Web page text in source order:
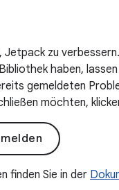
Jetpack zu
haben,
gemeldeten
möchten,
finden Sie in der